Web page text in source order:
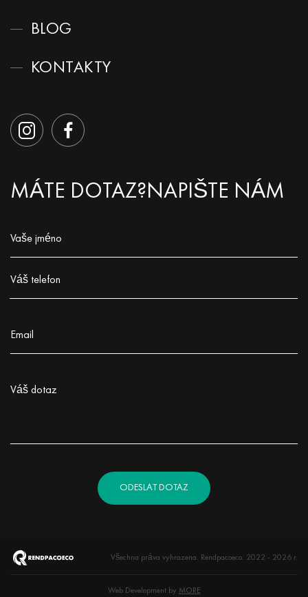
BLOG
KONTAKTY
MÁTE DOTAZ? NAPIŠTE NÁM
Vaše jméno
Váš telefon
Email
Váš dotaz
ODESLAT DOTAZ
Všechna práva vyhrazena. Rendpacoeco. 2022 - 2026 r.
Web Development by MORE